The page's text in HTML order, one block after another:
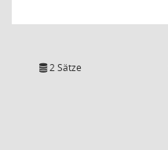
2 Sätze